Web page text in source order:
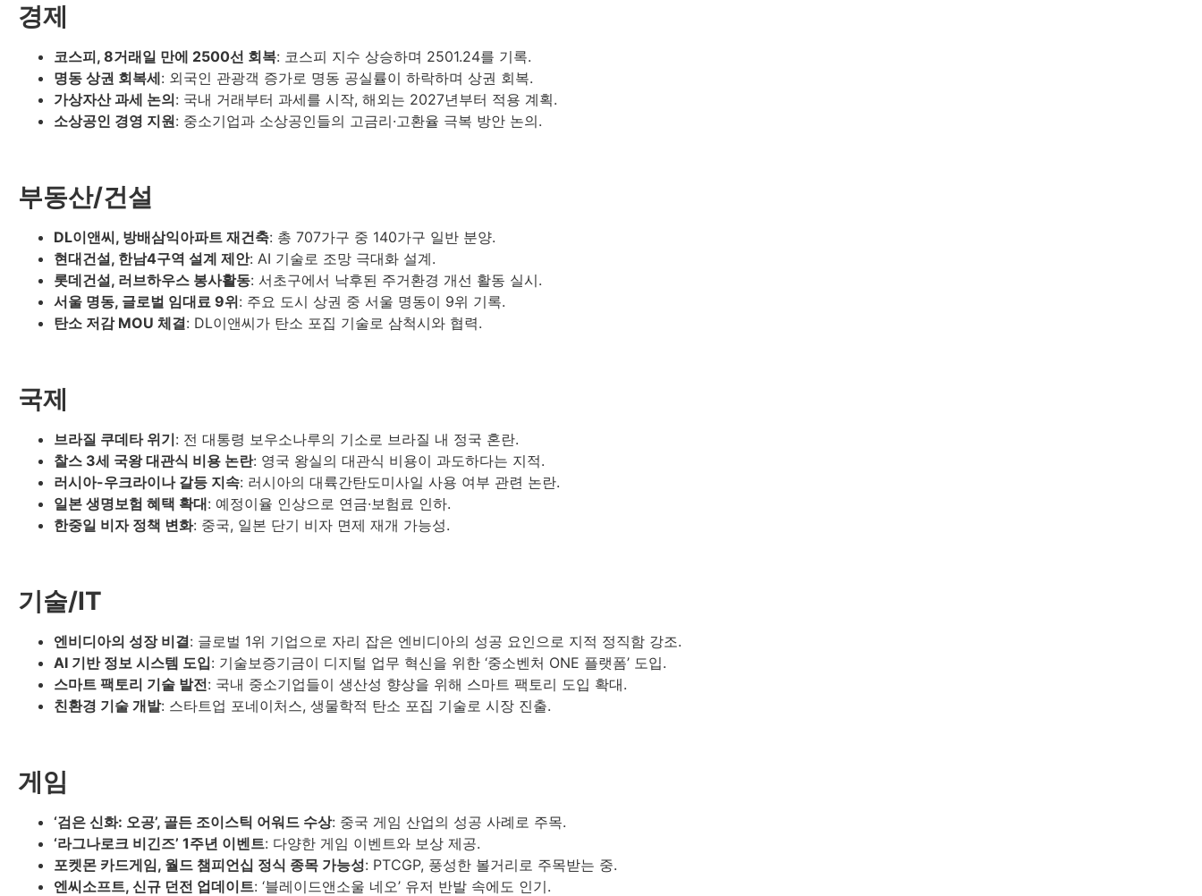
경제
코스피, 8거래일 만에 2500선 회복: 코스피 지수 상승하며 2501.24를 기록.
명동 상권 회복세: 외국인 관광객 증가로 명동 공실률이 하락하며 상권 회복.
가상자산 과세 논의: 국내 거래부터 과세를 시작, 해외는 2027년부터 적용 계획.
소상공인 경영 지원: 중소기업과 소상공인들의 고금리·고환율 극복 방안 논의.
부동산/건설
DL이앤씨, 방배삼익아파트 재건축: 총 707가구 중 140가구 일반 분양.
현대건설, 한남4구역 설계 제안: AI 기술로 조망 극대화 설계.
롯데건설, 러브하우스 봉사활동: 서초구에서 낙후된 주거환경 개선 활동 실시.
서울 명동, 글로벌 임대료 9위: 주요 도시 상권 중 서울 명동이 9위 기록.
탄소 저감 MOU 체결: DL이앤씨가 탄소 포집 기술로 삼척시와 협력.
국제
브라질 쿠데타 위기: 전 대통령 보우소나루의 기소로 브라질 내 정국 혼란.
찰스 3세 국왕 대관식 비용 논란: 영국 왕실의 대관식 비용이 과도하다는 지적.
러시아-우크라이나 갈등 지속: 러시아의 대륙간탄도미사일 사용 여부 관련 논란.
일본 생명보험 혜택 확대: 예정이율 인상으로 연금·보험료 인하.
한중일 비자 정책 변화: 중국, 일본 단기 비자 면제 재개 가능성.
기술/IT
엔비디아의 성장 비결: 글로벌 1위 기업으로 자리 잡은 엔비디아의 성공 요인으로 지적 정직함 강조.
AI 기반 정보 시스템 도입: 기술보증기금이 디지털 업무 혁신을 위한 ‘중소벤처 ONE 플랫폼’ 도입.
스마트 팩토리 기술 발전: 국내 중소기업들이 생산성 향상을 위해 스마트 팩토리 도입 확대.
친환경 기술 개발: 스타트업 포네이처스, 생물학적 탄소 포집 기술로 시장 진출.
게임
‘검은 신화: 오공’, 골든 조이스틱 어워드 수상: 중국 게임 산업의 성공 사례로 주목.
‘라그나로크 비긴즈’ 1주년 이벤트: 다양한 게임 이벤트와 보상 제공.
포켓몬 카드게임, 월드 챔피언십 정식 종목 가능성: PTCGP, 풍성한 볼거리로 주목받는 중.
엔씨소프트, 신규 던전 업데이트: ‘블레이드앤소울 네오’ 유저 반발 속에도 인기.